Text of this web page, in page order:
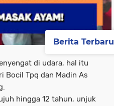
di udara, hal itu
Bocil Tpq dan Madin As
hingga 12 tahun, unjuk
Berita Terbaru